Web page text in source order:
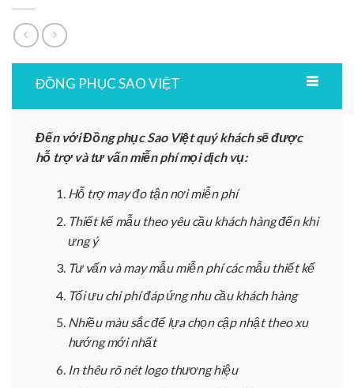
ĐỒNG PHỤC SAO VIỆT
Đến với Đồng phục Sao Việt quý khách sẽ được
hỗ trợ và tư vấn miễn phí mọi dịch vụ:
Hỗ trợ may đo tận nơi miễn phí
Thiết kế mẫu theo yêu cầu khách hàng đến khi
ưng ý
Tư vấn và may mẫu miễn phí các mẫu thiết kế
Tối ưu chi phí đáp ứng nhu cầu khách hàng
Nhiều màu sắc để lựa chọn cập nhật theo xu
hướng mới nhất
In thêu rõ nét logo thương hiệu